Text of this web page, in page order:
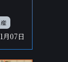
月07日